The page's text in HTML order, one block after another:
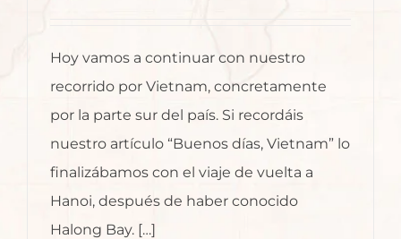
Hoy vamos a continuar con nuestro
recorrido por Vietnam, concretamente
por la parte sur del país. Si recordáis
nuestro artículo “Buenos días, Vietnam” lo
finalizábamos con el viaje de vuelta a
Hanoi, después de haber conocido
Halong Bay. […]